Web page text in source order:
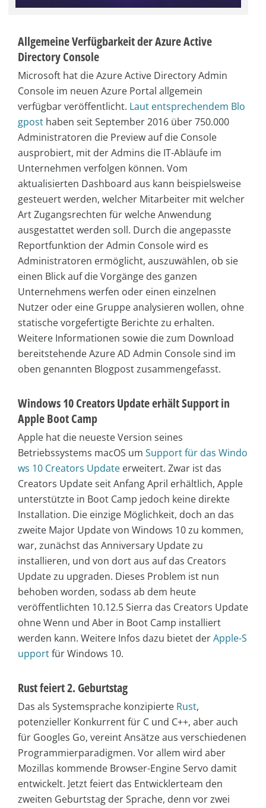
Allgemeine Verfügbarkeit der Azure Active
Directory Console
Microsoft hat die Azure Active Directory Admin
Console im neuen Azure Portal allgemein
verfügbar veröffentlicht. Laut entsprechendem Blo
gpost haben seit September 2016 über 750.000
Administratoren die Preview auf die Console
ausprobiert, mit der Admins die IT-Abläufe im
Unternehmen verfolgen können. Vom
aktualisierten Dashboard aus kann beispielsweise
gesteuert werden, welcher Mitarbeiter mit welcher
Art Zugangsrechten für welche Anwendung
ausgestattet werden soll. Durch die angepasste
Reportfunktion der Admin Console wird es
Administratoren ermöglicht, auszuwählen, ob sie
einen Blick auf die Vorgänge des ganzen
Unternehmens werfen oder einen einzelnen
Nutzer oder eine Gruppe analysieren wollen, ohne
statische vorgefertigte Berichte zu erhalten.
Weitere Informationen sowie die zum Download
bereitstehende Azure AD Admin Console sind im
oben genannten Blogpost zusammengefasst.
Windows 10 Creators Update erhält Support in
Apple Boot Camp
Apple hat die neueste Version seines
Betriebssystems macOS um Support für das Windo
ws 10 Creators Update erweitert. Zwar ist das
Creators Update seit Anfang April erhältlich, Apple
unterstützte in Boot Camp jedoch keine direkte
Installation. Die einzige Möglichkeit, doch an das
zweite Major Update von Windows 10 zu kommen,
war, zunächst das Anniversary Update zu
installieren, und von dort aus auf das Creators
Update zu upgraden. Dieses Problem ist nun
behoben worden, sodass ab dem heute
veröffentlichten 10.12.5 Sierra das Creators Update
ohne Wenn und Aber in Boot Camp installiert
werden kann. Weitere Infos dazu bietet derApple-S
upportfür Windows 10.
Rust feiert 2. Geburtstag
Das als Systemsprache konzipierte Rust,
potenzieller Konkurrent für C und C++, aber auch
für Googles Go, vereint Ansätze aus verschiedenen
Programmierparadigmen. Vor allem wird aber
Mozillas kommende Browser-Engine Servo damit
entwickelt. Jetzt feiert das Entwicklerteam den
zweiten Geburtstag der Sprache, denn vor zwei